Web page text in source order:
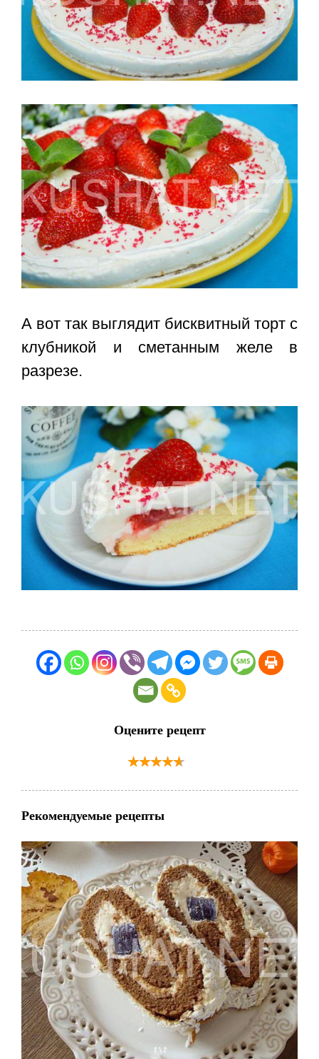
А вот так выглядит бисквитный торт с
клубникой и сметанным желев
разрезе.
Оцените рецепт
Рекомендуемые рецепты